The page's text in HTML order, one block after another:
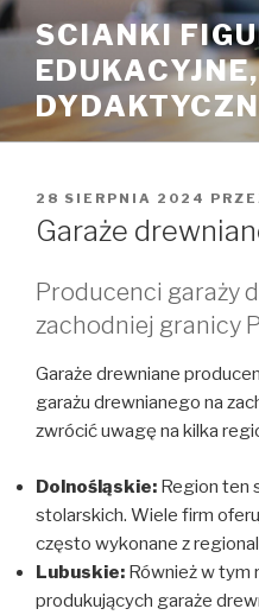
Przejdź
do
treści
SCIANKI
OPUBLIKOWANE
W
28 SIERPNIA 2024
Garaże
Producenci garaży
zachodniej granicy
Garaże drewniane
garażu drewnianego na
zwrócić uwagę na kilka
Dolnośląskie: Region ten
stolarskich. Wiele firm
często wykonane z
Lubuskie: Również w tym
produkujących garaże